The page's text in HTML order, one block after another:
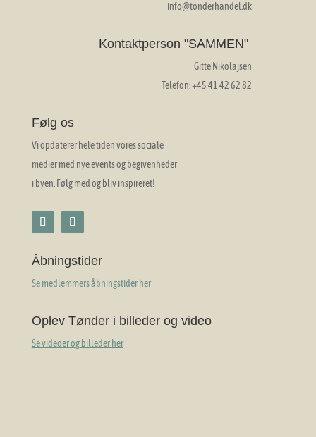
info@tonderhandel.dk
Kontaktperson "SAMMEN"
Gitte Nikolajsen
Telefon: +45 41 42 62 82
Følg os
Vi opdaterer hele tiden vores sociale
medier med nye events og begivenheder
i byen. Følg med og bliv inspireret!
Åbningstider
Se medlemmers åbningstider her
Oplev Tønder i billeder og video
Se videoer og billeder her